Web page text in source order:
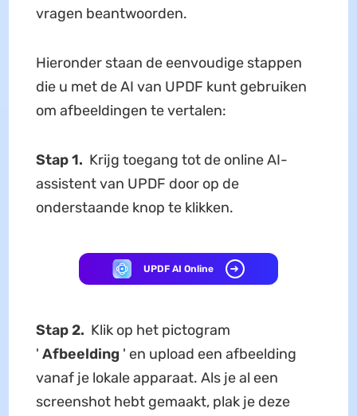
vragen beantwoorden.
Hieronder staan de eenvoudige stappen
die u met de AI van UPDF kunt gebruiken
om afbeeldingen te vertalen:
Stap 1. Krijg toegang tot de online AI-
assistent van UPDF door op de
onderstaande knop te klikken.
UPDF AI Online
Stap 2. Klik op het pictogram
' Afbeelding ' en upload een afbeelding
vanaf je lokale apparaat. Als je al een
screenshot hebt gemaakt, plak je deze